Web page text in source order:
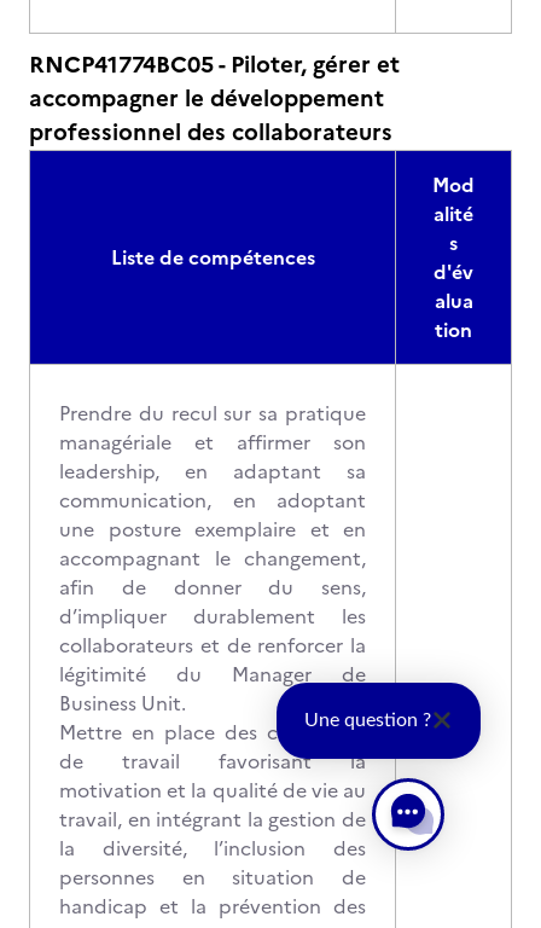
RNCP41774BC05 - Piloter, gérer et
accompagner le développement
professionnel des collaborateurs
Liste de compétences
Mod
alité
s
d'év
alua
tion
Prendre du recul sur sa pratique
managériale et affirmer son
leadership, en adaptant sa
communication, en adoptant
une posture exemplaire et en
accompagnant le changement,
afin de donner du sens,
d’impliquer durablement les
collaborateurs et de renforcer la
légitimité du Manager de
Business Unit.
Mettre en place des conditions
de travail favorisant la
motivation et la qualité de vie au
travail, en intégrant la gestion de
la diversité, l’inclusion des
personnes en situation de
handicap et la prévention des
Une question ?